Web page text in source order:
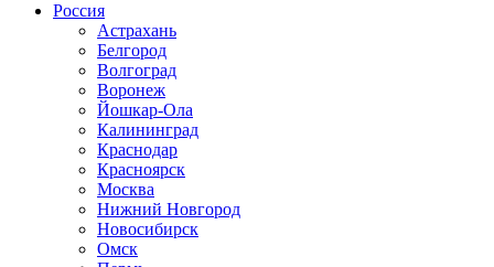
Россия
Астрахань
Белгород
Волгоград
Воронеж
Йошкар-Ола
Калининград
Краснодар
Красноярск
Москва
Нижний Новгород
Новосибирск
Омск